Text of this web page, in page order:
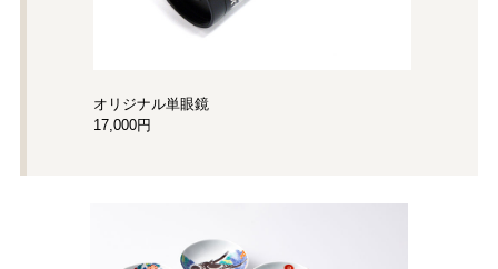
オリジナル単眼鏡
17,000円